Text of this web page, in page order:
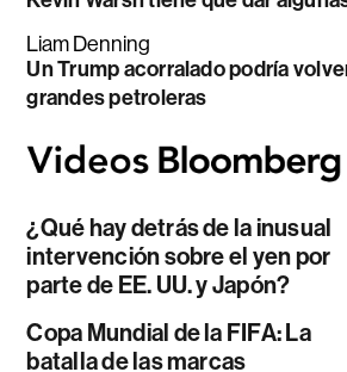
Liam Denning
Un Trump acorralado podría
grandes petroleras
¿Qué hay detrás de la inusual
intervención sobre el yen por
parte de EE. UU. y Japón?
Copa Mundial de la FIFA: La
batalla de las marcas